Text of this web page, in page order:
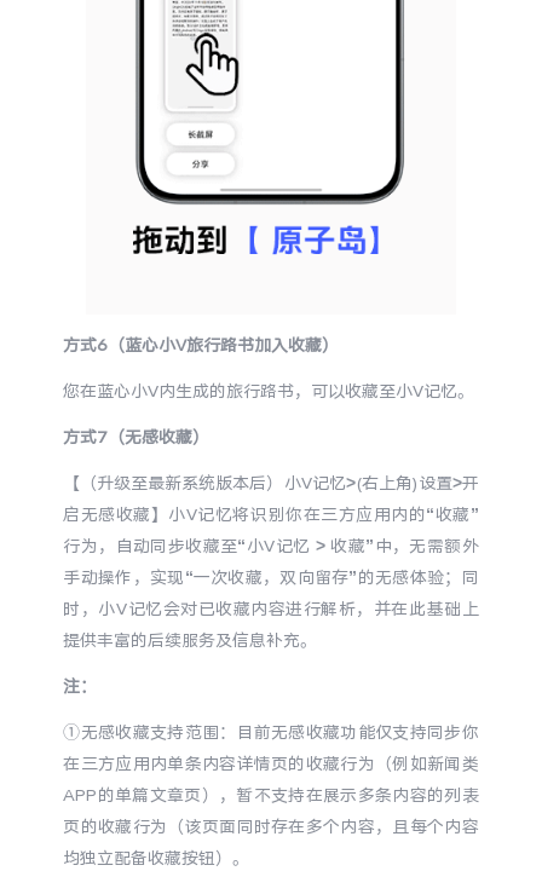
方式6（蓝心小V旅行路书加入收藏）
您在蓝心小V内生成的旅行路书，可以收藏至小V记忆。
方式7（无感收藏）
【（升级至最新系统版本后）小V记忆>(右上角)设置>开
启无感收藏】小V记忆将识别你在三方应用内的“收藏”
行为，自动同步收藏至“小V记忆 > 收藏”中，无需额外
手动操作，实现“一次收藏，双向留存”的无感体验；同
时，小V记忆会对已收藏内容进行解析，并在此基础上
提供丰富的后续服务及信息补充。
注：
①无感收藏支持范围：目前无感收藏功能仅支持同步你
在三方应用内单条内容详情页的收藏行为（例如新闻类
APP的单篇文章页），暂不支持在展示多条内容的列表
页的收藏行为（该页面同时存在多个内容，且每个内容
均独立配备收藏按钮）。